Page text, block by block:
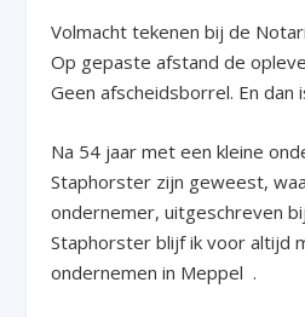
Volmacht tekenen bij de
Op gepaste afstand de
Geen afscheidsborrel. En dan
Na 54 jaar met een kleine
Staphorster zijn geweest,
ondernemer, uitgeschreven
Staphorster blijf ik voor altijd
ondernemen in Meppel .